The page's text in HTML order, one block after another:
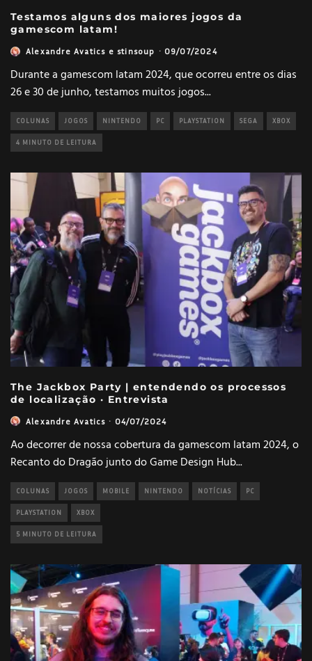
Testamos alguns dos maiores jogos da
gamescom latam!
Alexandre Avatics estinsoup · 09/07/2024
Durante a gamescom latam 2024, que ocorreu entre os dias
26 e 30 de junho, testamos muitos jogos...
COLUNAS JOGOS NINTENDO PC PLAYSTATION SEGA XBOX
4 MINUTO DE LEITURA
The Jackbox Party | entendendo os processos
de localização · Entrevista
Alexandre Avatics · 04/07/2024
Ao decorrer de nossa cobertura da gamescom latam 2024, o
Recanto do Dragão junto do Game Design Hub...
COLUNAS JOGOS MOBILE NINTENDO NOTÍCIAS PC
PLAYSTATION XBOX
5 MINUTO DE LEITURA